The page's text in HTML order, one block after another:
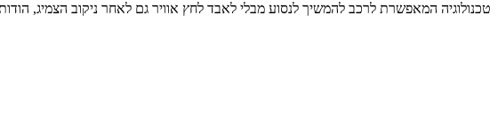
טכנולוגיה המאפשרת לרכב להמשיך לנסוע מבלי לאבד לחץ אוויר גם לאחר ניקוב הצמיג,